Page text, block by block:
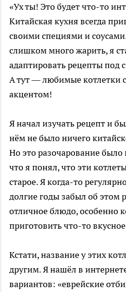
«Ух ты! Это будет что-то
Китайская кухня всегда
своими специями и
слишком много жарить, я
адаптировать рецепты под
А тут — любимые котлетки
акцентом!
Я начал изучать рецепт и
нём не было ничего
Но это разочарование
что я понял, что эти
старое. Я когда-то
долгие годы забыл об этом
отличное блюдо, особенно
приготовить что-то
Кстати, название у этих
другим. Я нашёл в
вариантов: «еврейские